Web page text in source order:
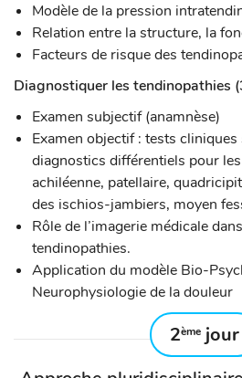
Modèle de la pression
Relation entre la structure, la
Facteurs de risque des
Diagnostiquer les tendinopathies
Examen subjectif (anamnèse)
Examen objectif : tests
diagnostics différentiels pour
achiléenne, patellaire,
des ischios-jambiers, moyen
Rôle de l’imagerie médicale
tendinopathies.
Application du modèle Bio-
Neurophysiologie de la douleur
2ème jour